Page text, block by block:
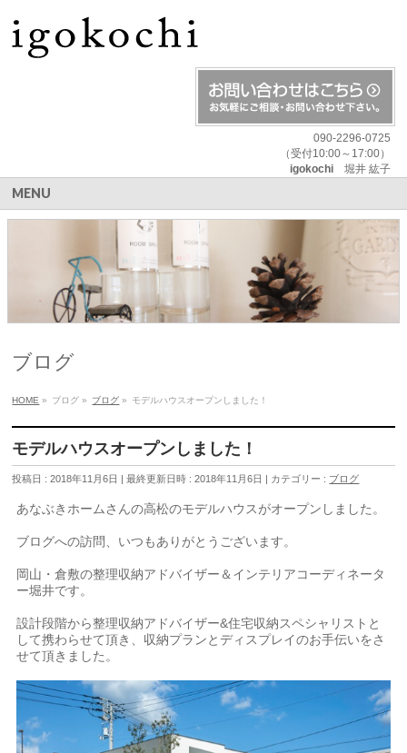
090-2296-0725
（受付10:00～17:00）
igokochi堀井 紘子
MENU
ブログ
HOME » ブログ » ブログ » モデルハウスオープンしました！
モデルハウスオープンしました！
投稿日 : 2018年11月6日 最終更新日時 : 2018年11月6日 カテゴリー : ブログ
あなぶきホームさんの高松のモデルハウスがオープンしました。
ブログへの訪問、いつもありがとうございます。
岡山・倉敷の整理収納アドバイザー＆インテリアコーディネータ
ー堀井です。
設計段階から整理収納アドバイザー&住宅収納スペシャリストと
して携わらせて頂き、収納プランとディスプレイのお手伝いをさ
せて頂きました。